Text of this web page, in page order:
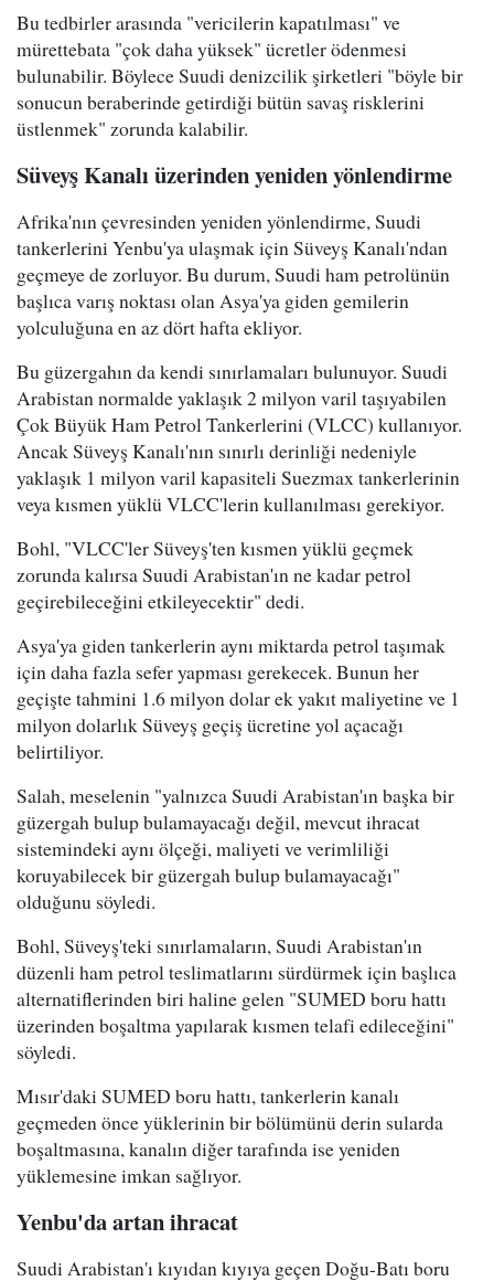
Bu tedbirler arasında "vericilerin kapatılması" ve
mürettebata "çok daha yüksek" ücretler ödenmesi
bulunabilir. Böylece Suudi denizcilik şirketleri "böyle bir
sonucun beraberinde getirdiği bütün savaş risklerini
üstlenmek" zorunda kalabilir.
Süveyş Kanalı üzerinden yeniden yönlendirme
Afrika'nın çevresinden yeniden yönlendirme, Suudi
tankerlerini Yenbu'ya ulaşmak için Süveyş Kanalı'ndan
geçmeye de zorluyor. Bu durum, Suudi ham petrolünün
başlıca varış noktası olan Asya'ya giden gemilerin
yolculuğuna en az dört hafta ekliyor.
Bu güzergahın da kendi sınırlamaları bulunuyor. Suudi
Arabistan normalde yaklaşık 2 milyon varil taşıyabilen
Çok Büyük Ham Petrol Tankerlerini (VLCC) kullanıyor.
Ancak Süveyş Kanalı'nın sınırlı derinliği nedeniyle
yaklaşık 1 milyon varil kapasiteli Suezmax tankerlerinin
veya kısmen yüklü VLCC'lerin kullanılması gerekiyor.
Bohl, "VLCC'ler Süveyş'ten kısmen yüklü geçmek
zorunda kalırsa Suudi Arabistan'ın ne kadar petrol
geçirebileceğini etkileyecektir" dedi.
Asya'ya giden tankerlerin aynı miktarda petrol taşımak
için daha fazla sefer yapması gerekecek. Bunun her
geçişte tahmini 1.6 milyon dolar ek yakıt maliyetine ve 1
milyon dolarlık Süveyş geçiş ücretine yol açacağı
belirtiliyor.
Salah, meselenin "yalnızca Suudi Arabistan'ın başka bir
güzergah bulup bulamayacağı değil, mevcut ihracat
sistemindeki aynı ölçeği, maliyeti ve verimliliği
koruyabilecek bir güzergah bulup bulamayacağı"
olduğunu söyledi.
Bohl, Süveyş'teki sınırlamaların, Suudi Arabistan'ın
düzenli ham petrol teslimatlarını sürdürmek için başlıca
alternatiflerinden biri haline gelen "SUMED boru hattı
üzerinden boşaltma yapılarak kısmen telafi edileceğini"
söyledi.
Mısır'daki SUMED boru hattı, tankerlerin kanalı
geçmeden önce yüklerinin bir bölümünü derin sularda
boşaltmasına, kanalın diğer tarafında ise yeniden
yüklemesine imkan sağlıyor.
Yenbu'da artan ihracat
Suudi Arabistan'ı kıyıdan kıyıya geçen Doğu-Batı boru